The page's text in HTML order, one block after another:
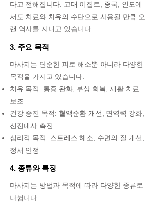
다고 전해집니다. 고대 이집트, 중국, 인도에
서도 치료와 치유의 수단으로 사용될 만큼 오
랜 역사를 지니고 있습니다.
3. 주요 목적
마사지는 단순한 피로 해소뿐 아니라 다양한
목적을 가지고 있습니다.
치유 목적: 통증 완화, 부상 회복, 재활 치료
보조
건강 증진 목적: 혈액순환 개선, 면역력 강화,
신진대사 촉진
심리적 목적: 스트레스 해소, 수면의 질 개선,
정서 안정
4. 종류와 특징
마사지는 방법과 목적에 따라 다양한 종류로
나뉩니다.